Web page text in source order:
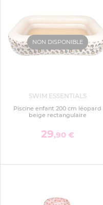
NON DISPONIBLE
SWIM ESSENTIALS
Piscine enfant 200 cm léopard
beige rectangulaire
29,90 €